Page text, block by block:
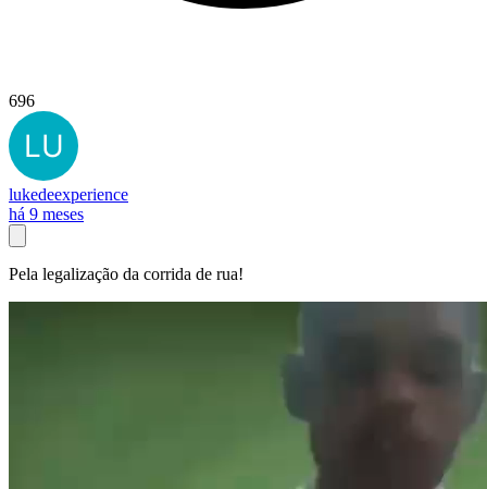
696
lukedeexperience
há 9 meses
Pela legalização da corrida de rua!